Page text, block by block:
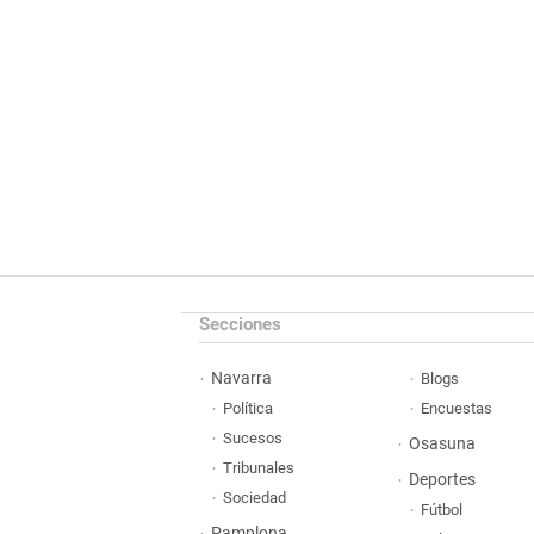
Secciones
Navarra
Política
Sucesos
Tribunales
Sociedad
Blogs
Encuestas
Osasuna
Deportes
Fútbol